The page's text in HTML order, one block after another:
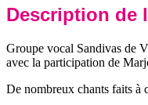
Description de
Groupe vocal Sandivas de
avec la participation de
De nombreux chants faits à